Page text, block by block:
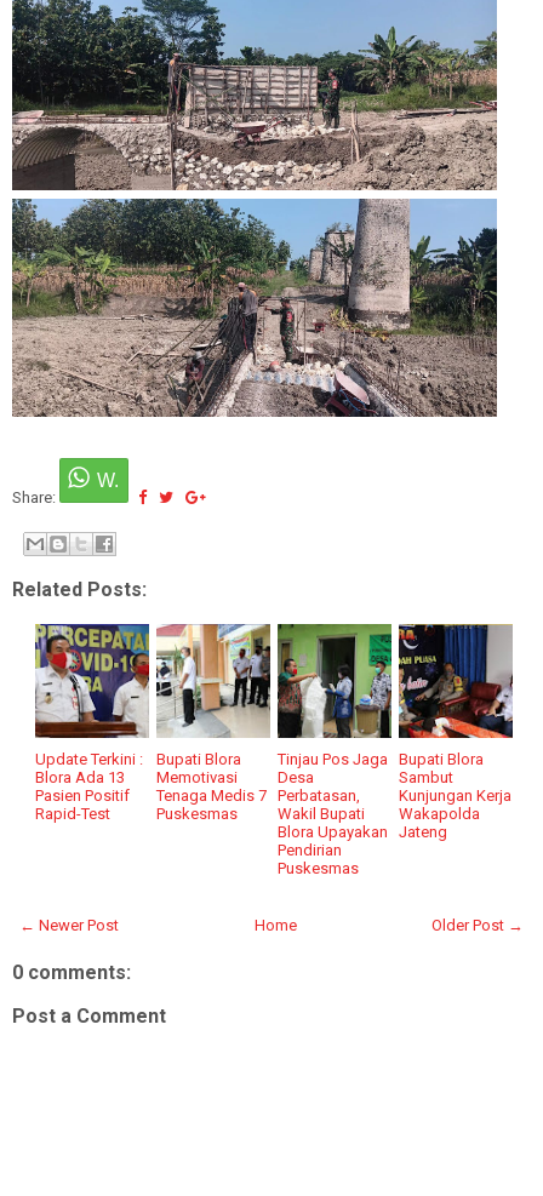
Share:
Related Posts:
Update Terkini :
Blora Ada 13
Pasien Positif
Rapid-Test
Bupati Blora
Memotivasi
Tenaga Medis 7
Puskesmas
Tinjau Pos Jaga
Desa
Perbatasan,
Wakil Bupati
Blora Upayakan
Pendirian
Puskesmas
Bupati Blora
Sambut
Kunjungan Kerja
Wakapolda
Jateng
← Newer Post Older Post →
Home
0 comments:
Post a Comment